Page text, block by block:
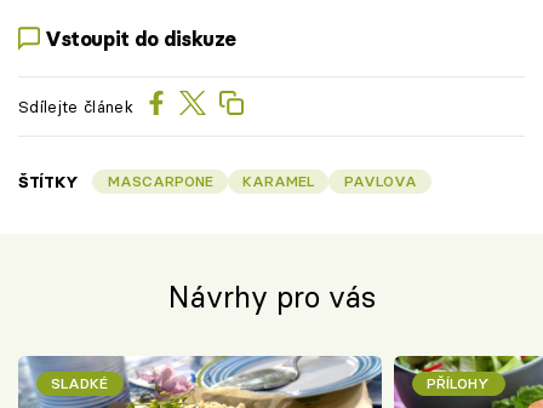
Vstoupit do diskuze
Sdílejte článek
ŠTÍTKY MASCARPONE KARAMEL PAVLOVA
Návrhy pro vás
SLADKÉ PŘÍLOHY